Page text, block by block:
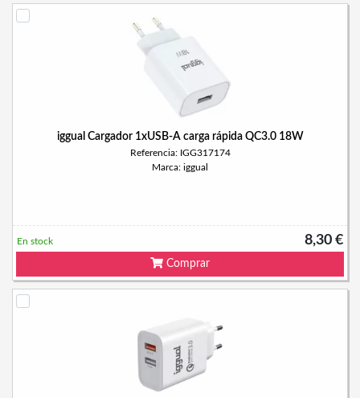
iggual Cargador 1xUSB-A carga rápida QC3.0 18W
Referencia: IGG317174
Marca: iggual
8,30 €
En stock
Comprar